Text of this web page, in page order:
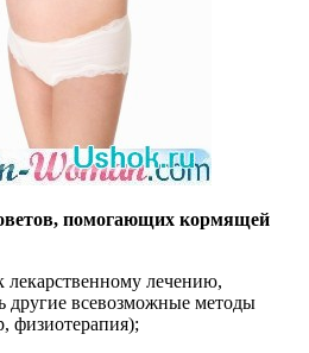
помогающих кормящей
лечению,
другие всевозможные методы
физиотерапия);